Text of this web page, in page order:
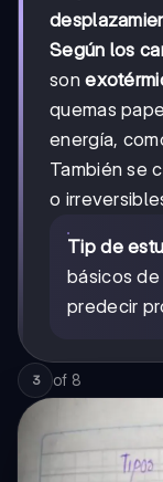
Según los
son
quemas
energía,
También se
o
Tip de
básicos
predecir
3 of 8